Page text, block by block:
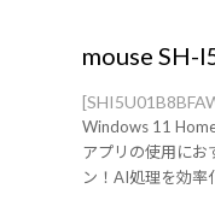
mouse SH-
Windows 11
アプリの使用にお
ン！AI処理を効率